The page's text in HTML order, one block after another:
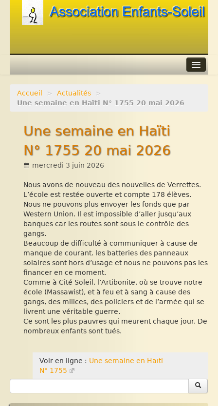
Agenda
Accueil > Actualités
>
Une semaine en Haïti N° 1755 20 mai 2026
Une semaine en Haïti
N° 1755 20 mai 2026
mercredi 3 juin 2026
Nous avons de nouveau des nouvelles de Verrettes.
L’école est restée ouverte et compte 178 élèves.
Nous ne pouvons plus envoyer les fonds que par
Western Union. Il est impossible d’aller jusqu’aux
banques car les routes sont sous le contrôle des
gangs.
Beaucoup de difficulté à communiquer à cause de
manque de courant. les batteries des panneaux
solaires sont hors d’usage et nous ne pouvons pas les
financer en ce moment.
Comme à Cité Soleil, l’Artibonite, où se trouve notre
école (Massawist), et à feu et à sang à cause des
gangs, des milices, des policiers et de l’armée qui se
livrent une véritable guerre.
Ce sont les plus pauvres qui meurent chaque jour. De
nombreux enfants sont tués.
Voir en ligne : Une semaine en Haïti
N° 1755